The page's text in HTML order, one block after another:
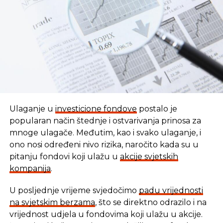
REKLAMA
U vremenu kada tradicionalni oblici štednje nude
sve skromnije prinose, ovaj Fond se nameće kao
moderna alternativa svima koji žele da njihov novac
Ulaganje u investicione fondove postalo je
popularan način štednje i ostvarivanja prinosa za
mnoge ulagače. Međutim, kao i svako ulaganje, i
ono nosi određeni nivo rizika, naročito kada su u
pitanju fondovi koji ulažu u akcije svjetskih
kompanija.
U posljednje vrijeme svjedočimo padu vrijednosti
na svjetskim berzama, što se direktno odrazilo i na
vrijednost udjela u fondovima koji ulažu u akcije.